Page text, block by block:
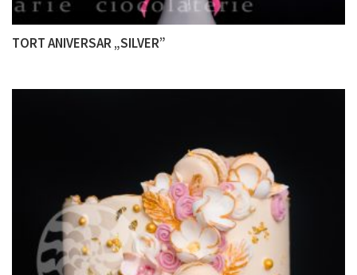
TORT ANIVERSAR „SILVER”